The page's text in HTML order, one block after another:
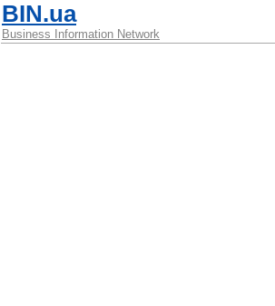
BIN.ua
Business Information Network